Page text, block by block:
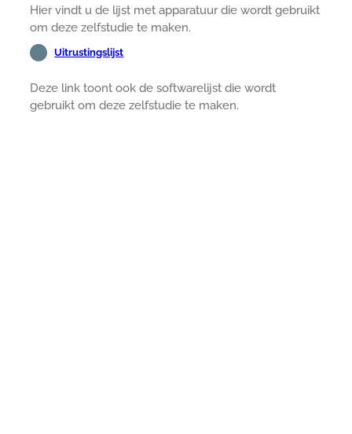
Hier vindt u de lijst met apparatuur die wordt gebruikt
om deze zelfstudie te maken.
Uitrustingslijst
Deze link toont ook de softwarelijst die wordt
gebruikt om deze zelfstudie te maken.